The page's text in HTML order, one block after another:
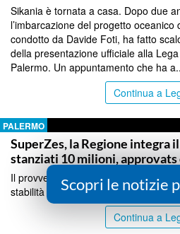
Sikania è tornata a casa. Dopo due
l’imbarcazione del progetto
condotto da Davide Foti, ha fatto
della presentazione ufficiale alla
Palermo. Un appuntamento che ha
Continua a
PALERMO
SuperZes, la Regione integra
stanziati 10 milioni,
Il provvedimento dà attuazione alla
stabilità regionale 2026...
Continua a
Scopri le notizie